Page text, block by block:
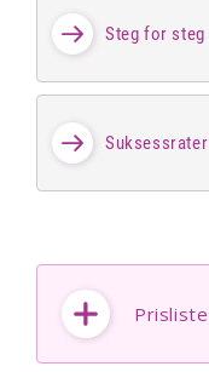
Steg for steg
Suksessrater
Prisliste